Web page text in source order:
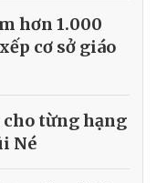
hơn 1.000
cơ sở giáo
từng hạng
Né